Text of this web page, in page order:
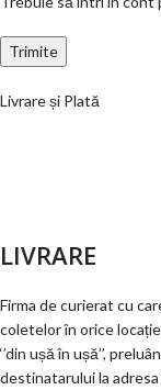
Livrare și Plată
LIVRARE
Firma de curierat cu
coletelor în orice
‘’din ușă în ușă’’,
destinatarului la